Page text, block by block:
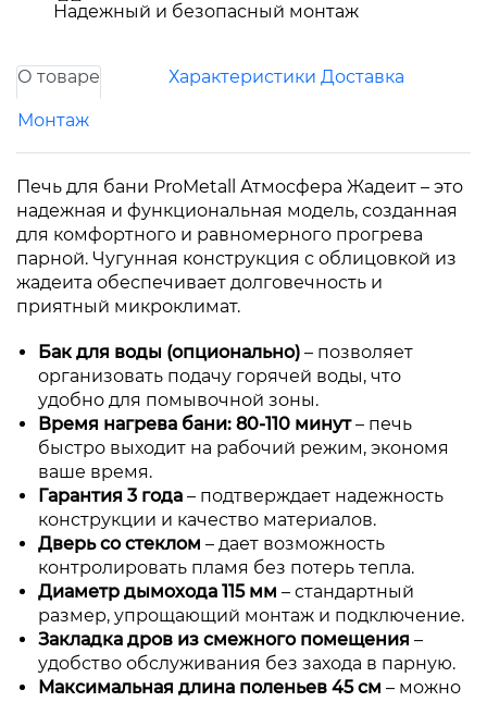
Надежный и безопасный монтаж
О товаре Характеристики Доставка
Монтаж
Печь для бани ProMetall Атмосфера Жадеит – это
надежная и функциональная модель, созданная
для комфортного и равномерного прогрева
парной. Чугунная конструкция с облицовкой из
жадеита обеспечивает долговечность и
приятный микроклимат.
Бак для воды (опционально) – позволяет
организовать подачу горячей воды, что
удобно для помывочной зоны.
Время нагрева бани: 80-110 минут– печь
быстро выходит на рабочий режим, экономя
ваше время.
Гарантия 3 года – подтверждает надежность
конструкции и качество материалов.
Дверь со стеклом – дает возможность
контролировать пламя без потерь тепла.
Диаметр дымохода 115 мм – стандартный
размер, упрощающий монтаж и подключение.
Закладка дров из смежного помещения –
удобство обслуживания без захода в парную.
Максимальная длина поленьев 45 см – можно